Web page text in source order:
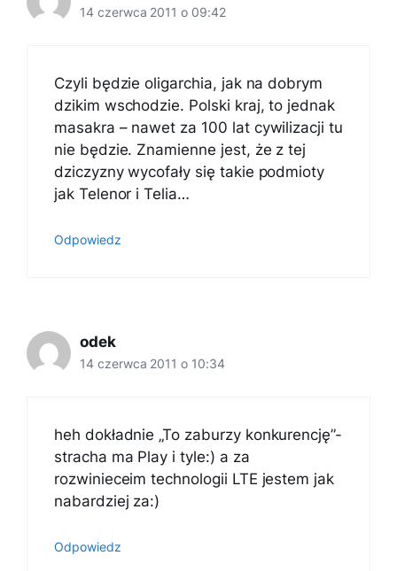
14 czerwca 2011 o 09:42
Czyli będzie oligarchia, jak na dobrym
dzikim wschodzie. Polski kraj, to jednak
masakra – nawet za 100 lat cywilizacji tu
nie będzie. Znamienne jest, że z tej
dziczyzny wycofały się takie podmioty
jak Telenor i Telia…
Odpowiedz
odek
14 czerwca 2011 o 10:34
heh dokładnie „To zaburzy konkurencję”-
stracha ma Play i tyle:) a za
rozwinieceim technologii LTE jestem jak
nabardziej za:)
Odpowiedz